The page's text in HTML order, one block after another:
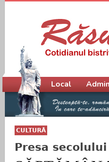
CULTURĂ
Presa
Meniu principal
Local